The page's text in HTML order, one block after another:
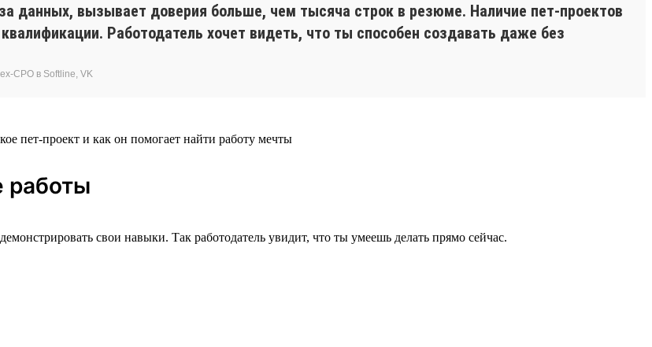
данных, вызывает доверия больше, чем тысяча строк в резюме. Наличие пет-проектов
Работодатель хочет видеть, что ты способен создавать даже без
CPO в Softline, VK
работы
свои навыки. Так работодатель увидит, что ты умеешь делать прямо сейчас.